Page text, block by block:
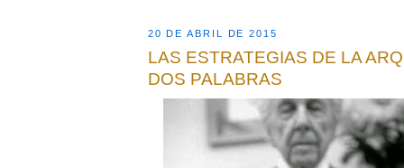
20 DE ABRIL DE 2015
LAS ESTRATEGIAS DE LA
DOS PALABRAS